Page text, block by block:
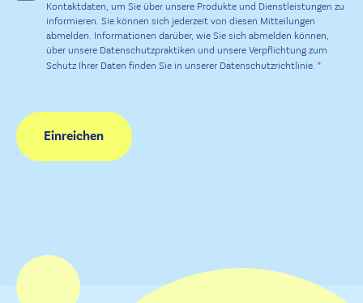
Kontaktdaten, um Sie über unsere Produkte und Dienstleistungen zu
informieren. Sie können sich jederzeit von diesen Mitteilungen
abmelden. Informationen darüber, wie Sie sich abmelden können,
über unsere Datenschutzpraktiken und unsere Verpflichtung zum
Schutz Ihrer Daten finden Sie in unserer Datenschutzrichtlinie. *